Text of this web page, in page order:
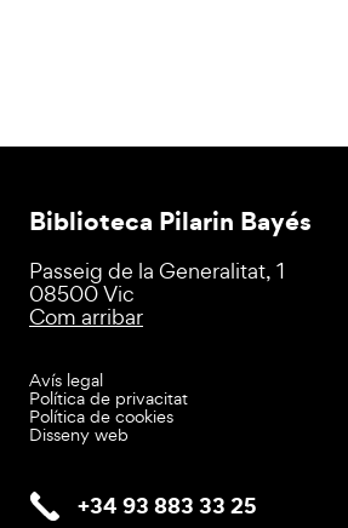
Biblioteca Pilarin Bayés
Passeig de la Generalitat, 1
08500 Vic
Com arribar
Avís legal
Política de privacitat
Política de cookies
Disseny web
+34 93 883 33 25